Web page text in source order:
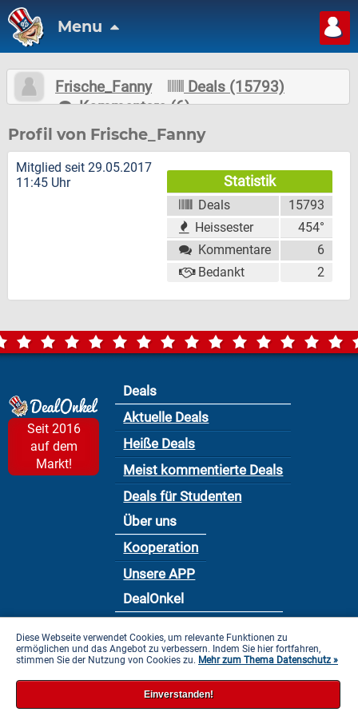
Menu
Frische_Fanny
Deals (15793)
Kommentare (6)
Nachricht schreiben
Profil von Frische_Fanny
Statistik
Deals
15793
Heissester
454°
Kommentare
6
Bedankt
2
Mitglied seit 29.05.2017
11:45 Uhr
Seit 2016
auf dem
Markt!
Deals
Aktuelle Deals
Heiße Deals
Meist kommentierte Deals
Deals für Studenten
Über uns
Kooperation
Unsere APP
DealOnkel
Datenschutzbestimmung
Impressum
Diese Webseite verwendet Cookies, um relevante Funktionen zu
ermöglichen und das Angebot zu verbessern. Indem Sie hier fortfahren,
stimmen Sie der Nutzung von Cookies zu. Mehr zum Thema Datenschutz »